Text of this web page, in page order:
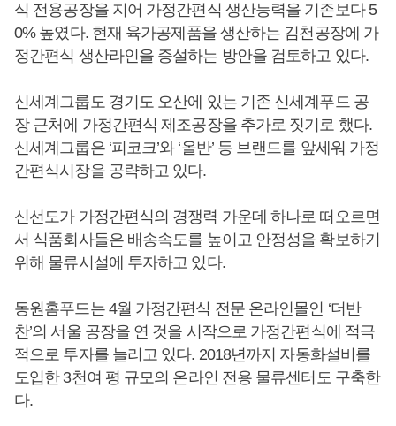
식 전용공장을 지어 가정간편식 생산능력을 기존보다 5
0% 높였다. 현재 육가공제품을 생산하는 김천공장에 가
정간편식 생산라인을 증설하는 방안을 검토하고 있다.
신세계그룹도 경기도 오산에 있는 기존 신세계푸드 공
장 근처에 가정간편식 제조공장을 추가로 짓기로 했다.
신세계그룹은 ‘피코크’와 ‘올반’ 등 브랜드를 앞세워 가정
간편식시장을 공략하고 있다.
신선도가 가정간편식의 경쟁력 가운데 하나로 떠오르면
서 식품회사들은 배송속도를 높이고 안정성을 확보하기
위해 물류시설에 투자하고 있다.
동원홈푸드는 4월 가정간편식 전문 온라인몰인 ‘더반
찬’의 서울 공장을 연 것을 시작으로 가정간편식에 적극
적으로 투자를 늘리고 있다. 2018년까지 자동화설비를
도입한 3천여 평 규모의 온라인 전용 물류센터도 구축한
다.